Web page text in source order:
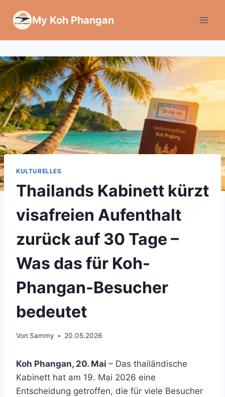
Inhalt
My Koh Phangan
KULTURELLES
Thailands Kabinett kürzt
visafreien Aufenthalt
zurück auf 30 Tage –
Was das für Koh-
Phangan-Besucher
bedeutet
Von Sammy 20.05.2026
Koh Phangan, 20. Mai – Das thailändische
Kabinett hat am 19. Mai 2026 eine
Entscheidung getroffen, die für viele Besucher